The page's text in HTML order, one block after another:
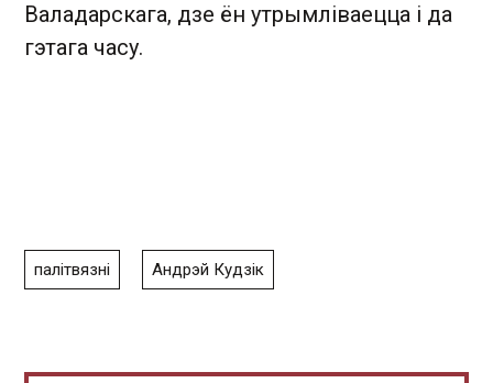
Валадарскага, дзе ён утрымліваецца і да
гэтага часу.
палітвязні Андрэй Кудзік